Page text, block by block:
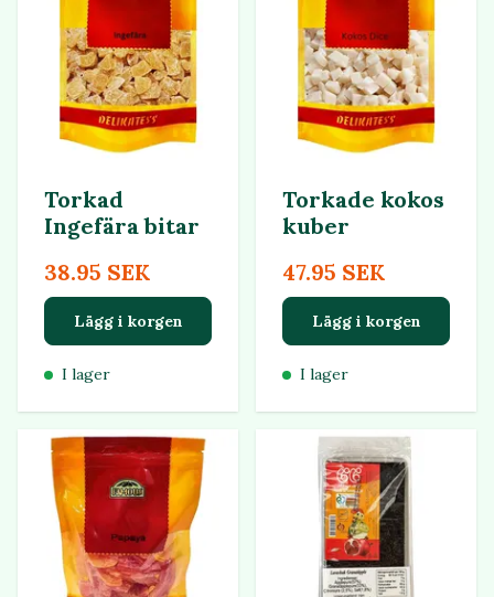
Torkad
Ingefära bitar
38.95 SEK
Lägg i korgen
I lager
Torkade kokos
kuber
47.95 SEK
Lägg i korgen
I lager